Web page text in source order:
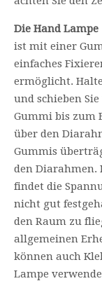
Die Hand Lampe
ist mit einer
einfaches
ermöglicht.
und schieben
Gummi bis zum
über den
Gummis
den Diarahmen.
findet die
nicht gut
den Raum zu
allgemeinen
können auch
Lampe